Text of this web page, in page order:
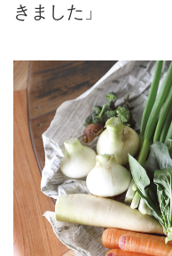
きました」